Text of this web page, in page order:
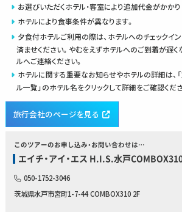
お選びいただくホテル・客室により追加代金がかかり
ホテルにより食事条件が異なります。
夕食付ホテルご利用の際は、ホテルへのチェックイ
済ませください。やむをえずホテルへのご到着が遅
ルへご連絡ください。
ホテルに関する重要なお知らせやホテルの詳細は、
ル一覧」のホテル名をクリックして詳細をご確認くださ
旅行会社のページを見る
このツアーのお申し込み・お問い合わせは…
エイチ・アイ・エス H.I.S.水戸
050-1752-3046
茨城県水戸市宮町1-7-44 COMBOX310 2F